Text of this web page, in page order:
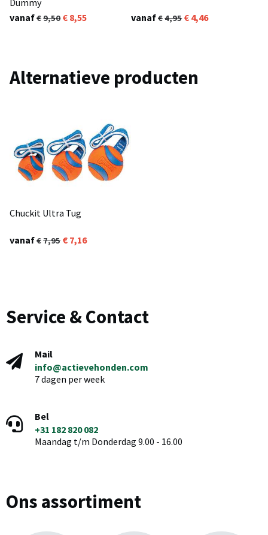
Dummy
vanaf
9,50 8,55 vanaf 4,95 4,46
Alternatieve producten
Chuckit Ultra Tug
vanaf 7,95 7,16
Service & Contact
Mail
info@actievehonden.com
7 dagen per week
Bel
+31 182 820 082
Maandag t/m Donderdag 9.00 - 16.00
Ons assortiment